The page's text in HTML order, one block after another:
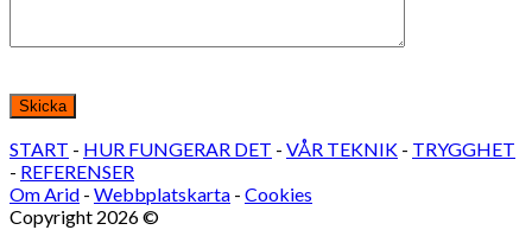
START - HUR FUNGERAR DET - VÅR TEKNIK - TRYGGHET
- REFERENSER
Om Arid - Webbplatskarta - Cookies
Copyright 2026 ©